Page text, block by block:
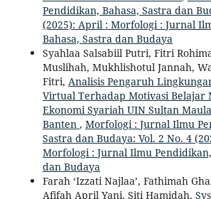
Pendidikan, Bahasa, Sastra dan
(2025): April : Morfologi : Jurnal
Bahasa, Sastra dan Budaya
Syahlaa Salsabiil Putri, Fitri
Muslihah, Mukhlishotul Jannah,
Fitri, Analisis Pengaruh
Virtual Terhadap Motivasi Belajar
Ekonomi Syariah UIN Sultan
Banten , Morfologi : Jurnal Ilmu
Sastra dan Budaya: Vol. 2 No. 4
Morfologi : Jurnal Ilmu
dan Budaya
Farah ‘Izzati Najlaa’, Fathimah
Afifah April Yani, Siti Hamidah,